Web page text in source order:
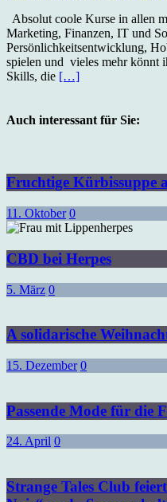
Absolut coole Kurse in allen
Marketing, Finanzen, IT und
Persönlichkeitsentwicklung,
spielen und vieles mehr könnt
Skills, die […]
Auch interessant für Sie:
Fruchtige Kürbissuppe
11. Oktober 0
CBD bei Herpes
5. März 0
A solidarische
15. Dezember 0
Passende Mode für die
24. April 0
Strange Tales Club